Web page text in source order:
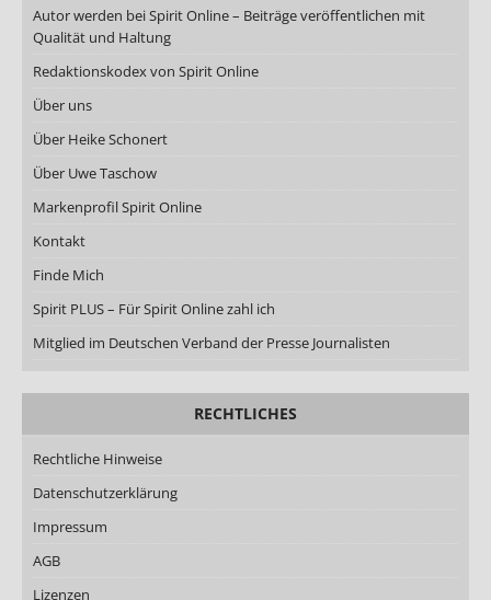
Autor werden bei Spirit Online – Beiträge veröffentlichen mit
Qualität und Haltung
Redaktionskodex von Spirit Online
Über uns
Über Heike Schonert
Über Uwe Taschow
Markenprofil Spirit Online
Kontakt
Finde Mich
Spirit PLUS – Für Spirit Online zahl ich
Mitglied im Deutschen Verband der Presse Journalisten
RECHTLICHES
Rechtliche Hinweise
Datenschutzerklärung
Impressum
AGB
Lizenzen